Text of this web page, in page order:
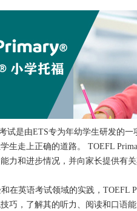
试是由ETS专为年幼学生研发的
生走上正确的道路。 TOEFL
力和进步情况，并向家长提供有关
在英语考试领域的实践，TOEFL
巧，了解其的听力、阅读和口语